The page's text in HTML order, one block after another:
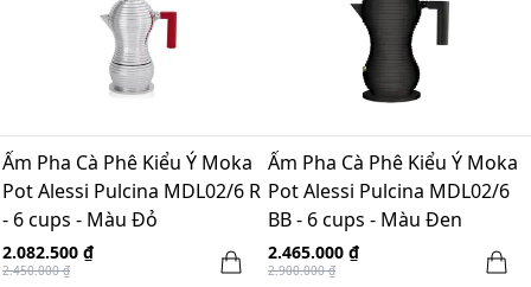
Ấm Pha Cà Phê Kiểu Ý Moka
Pot Alessi Pulcina MDL02/6 R
- 6 cups - Màu Đỏ
2.082.500 ₫
2.450.000 ₫
Ấm Pha Cà Phê Kiểu Ý Moka
Pot Alessi Pulcina MDL02/6
BB - 6 cups - Màu Đen
2.465.000 ₫
2.900.000 ₫